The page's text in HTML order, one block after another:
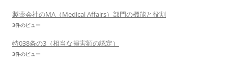
製薬会社のMA（Medical Affairs）部門の機能と役割
3件のビュー
特038条の3（相当な損害額の認定）
3件のビュー